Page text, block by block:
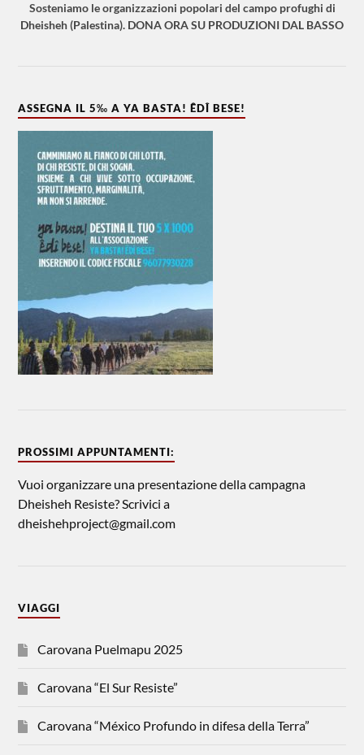
Sosteniamo le organizzazioni popolari del campo profughi di
Dheisheh (Palestina). DONA ORA SU PRODUZIONI DAL BASSO
ASSEGNA IL 5‰ A YA BASTA! ÊDÎ BESE!
PROSSIMI APPUNTAMENTI:
Vuoi organizzare una presentazione della campagna
Dheisheh Resiste? Scrivici a
dheishehproject@gmail.com
VIAGGI
Carovana Puelmapu 2025
Carovana “El Sur Resiste”
Carovana “México Profundo in difesa della Terra”